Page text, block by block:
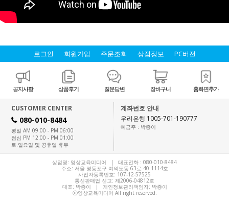
로그인 회원가입 주문조회 상점정보 PC버전
공지사항 상품후기 질문답변 장바구니 홈화면추가
CUSTOMER CENTER
H 080-010-8484
평일 AM 09:00 - PM 06:00
점심 PM 12:00 - PM 01:00
토.일요일 및 공휴일 휴무
계좌번호 안내
우리은행 1005-701-190777
예금주 : 박종이
상점명: 영상교육미디어 | 대표전화 : 080-010-8484
주소: 서울 영등포구 여의도동 63로 40 1114호
사업자등록번호: 107-12-57525
통신판매업 신고: 제2006-04812호
대표: 박종이 | 개인정보관리책임자: 박종이
ⓒ영상교육미디어 All right reserved.